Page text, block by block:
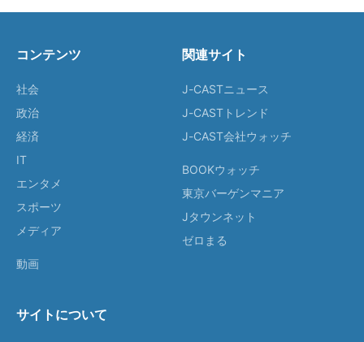
コンテンツ
社会
政治
経済
IT
エンタメ
スポーツ
メディア
動画
関連サイト
J-CASTニュース
J-CASTトレンド
J-CAST会社ウォッチ
BOOKウォッチ
東京バーゲンマニア
Jタウンネット
ゼロまる
サイトについて